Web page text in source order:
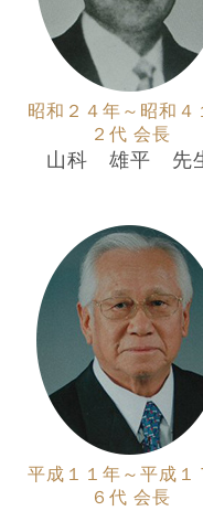
昭和２４年～昭和４
２代 会長
山科 雄平 先
平成１１年～平成１
６代 会長